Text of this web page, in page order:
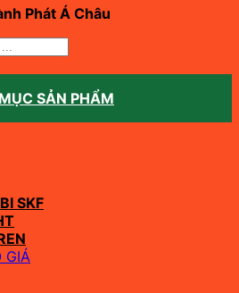
Phát Á Châu
SẢN PHẨM
SKF
GIÁ